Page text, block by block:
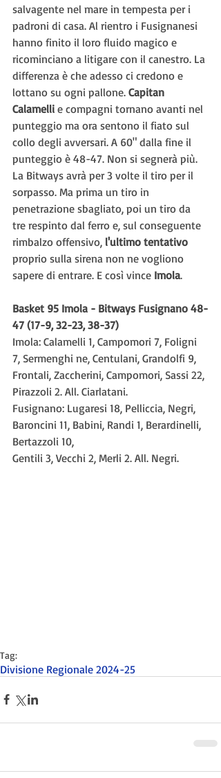
salvagente nel mare in tempesta per i
padroni di casa. Al rientro i Fusignanesi
hanno finito il loro fluido magico e
ricominciano a litigare con il canestro. La
differenza è che adesso ci credono e
lottano su ogni pallone. Capitan
Calamelli e compagni tornano avanti nel
punteggio ma ora sentono il fiato sul
collo degli avversari. A 60" dalla fine il
punteggio è 48-47. Non si segnerà più.
La Bitways avrà per 3 volte il tiro per il
sorpasso. Ma prima un tiro in
penetrazione sbagliato, poi un tiro da
tre respinto dal ferro e, sul conseguente
rimbalzo offensivo, l'ultimo tentativo
proprio sulla sirena non ne vogliono
sapere di entrare. E così vince Imola.
Basket 95 Imola - Bitways Fusignano 48-
47 (17-9, 32-23, 38-37)
Imola: Calamelli 1, Campomori 7, Foligni
7, Sermenghi ne, Centulani, Grandolfi 9,
Frontali, Zaccherini, Campomori, Sassi 22,
Pirazzoli 2. All. Ciarlatani.
Fusignano: Lugaresi 18, Pelliccia, Negri,
Baroncini 11, Babini, Randi 1, Berardinelli,
Bertazzoli 10,
Gentili 3, Vecchi 2, Merli 2. All. Negri.
Tag:
Divisione Regionale 2024-25